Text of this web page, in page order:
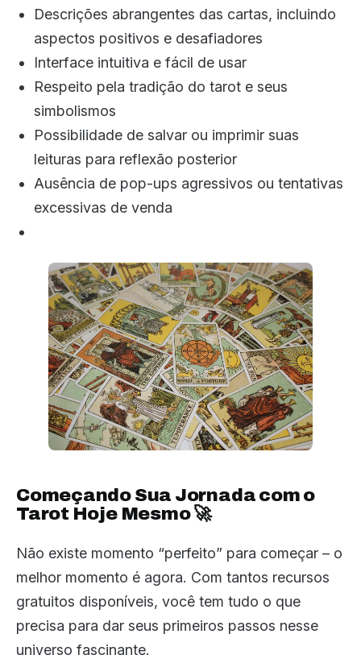
Descrições abrangentes das cartas, incluindo
aspectos positivos e desafiadores
Interface intuitiva e fácil de usar
Respeito pela tradição do tarot e seus
simbolismos
Possibilidade de salvar ou imprimir suas
leituras para reflexão posterior
Ausência de pop-ups agressivos ou tentativas
excessivas de venda
Começando Sua Jornada com o
Tarot Hoje Mesmo 🚀
Não existe momento “perfeito” para começar – o
melhor momento é agora. Com tantos recursos
gratuitos disponíveis, você tem tudo o que
precisa para dar seus primeiros passos nesse
universo fascinante.